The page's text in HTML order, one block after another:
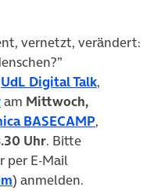
vernetzt, verändert:
UdL Digital Talk(öffnet in
,
(öffnet in neuem Tab)
am Mittwoch,
BASECAMP(öffnet in
,
Uhr. Bitte
in neuem Tab)
per E-Mail
) anmelden.